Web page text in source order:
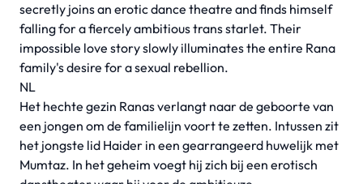
secretly joins an erotic dance theatre and finds himself
falling for a fiercely ambitious trans starlet. Their
impossible love story slowly illuminates the entire Rana
family's desire for a sexual rebellion.
NL
Het hechte gezin Ranas verlangt naar de geboorte van
een jongen om de familielijn voort te zetten. Intussen zit
het jongste lid Haider in een gearrangeerd huwelijk met
Mumtaz. In het geheim voegt hij zich bij een erotisch